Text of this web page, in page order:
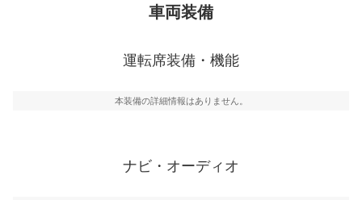
車両装備
運転席装備・機能
本装備の詳細情報はありません。
ナビ・オーディオ